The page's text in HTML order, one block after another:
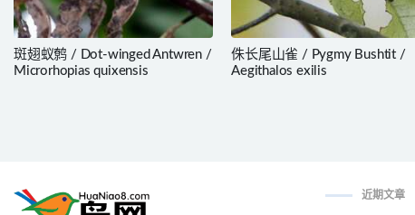
斑翅蚁鹩 / Dot-winged Antwren /
Microrhopias quixensis
侏长尾山雀 / Pygmy Bushtit /
Aegithalos exilis
近期文章